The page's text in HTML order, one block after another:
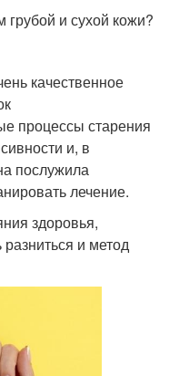
и сухой кожи?
качественное
процессы старения
и, в
послужила
лечение.
здоровья,
и метод